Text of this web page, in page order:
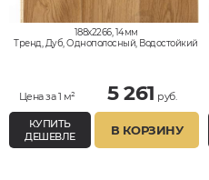
188x2266, 14мм
Тренд, Дуб, Однополосный, Водостойкий
Цена за 1 м² 5 261 руб.
КУПИТЬ
ДЕШЕВЛЕ
В КОРЗИНУ